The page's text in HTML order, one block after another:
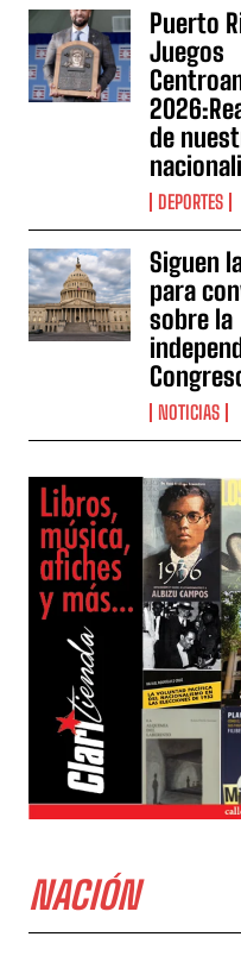
Puerto
Juegos
de
DEPORTES
Siguen
para
sobre la
NOTICIAS
NACIÓN